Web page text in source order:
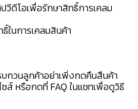
ดีโอเพื่อรักษาสิทธิ์การเคลม
ในการเคลมสินค้า
บกวนลูกค้าอย่าเพิ่งกดคืนสืนค้า
ส์ หรือกดที่ FAQ ในแชทเพื่อดูวิธี